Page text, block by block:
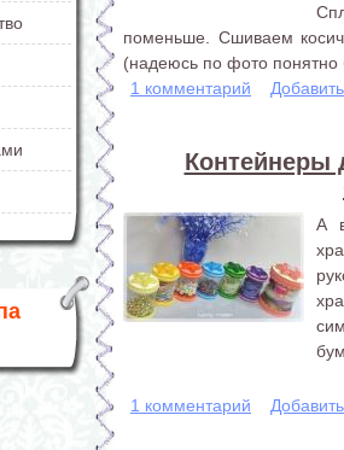
поменьше. Сшиваем
(надеюсь по фото понятно
1 комментарий
Контейнеры
А
1 комментарий